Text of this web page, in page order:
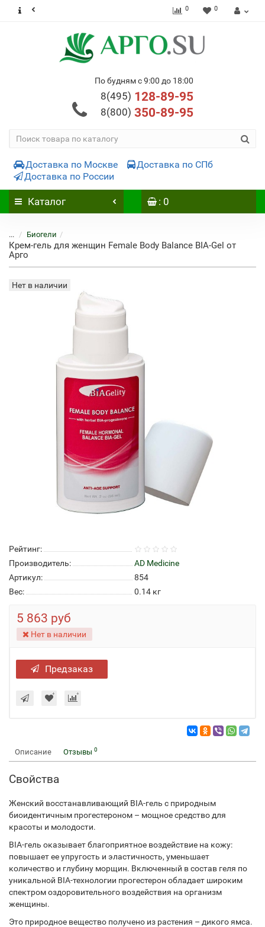
0 0
По будням с 9:00 до 18:00
8(495) 128-89-95
8(800) 350-89-95
Доставка по Москве
Доставка по СПб
Доставка по России
Каталог : 0
... Биогели
Крем-гель для женщин Female Body Balance BIA-Gel от
Арго
Нет в наличии
Рейтинг:
Производитель:
AD Medicine
Артикул:
854
Вес:
0.14 кг
5 863 руб
Нет в наличии
Предзаказ
Описание Отзывы 0
Свойства
Женский восстанавливающий BIA-гель с природным
биоидентичным прогестероном – мощное средство для
красоты и молодости.
BIA-гель оказывает благоприятное воздействие на кожу:
повышает ее упругость и эластичность, уменьшает
количество и глубину морщин. Включенный в состав геля по
уникальной BIA-технологии прогестерон обладает широким
спектром оздоровительного воздействия на организм
женщины.
Это природное вещество получено из растения – дикого ямса.